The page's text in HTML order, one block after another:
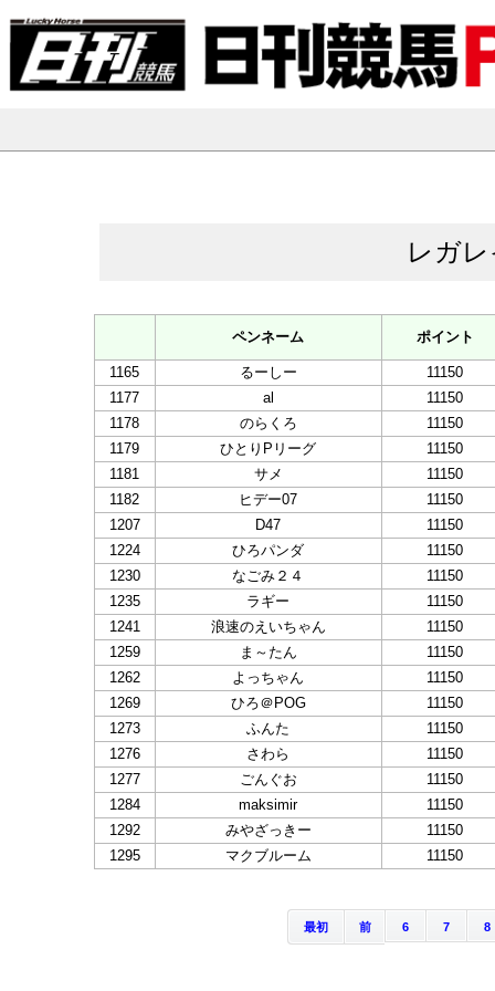
レガ
ペンネーム ポイント
1165 るーしー
11150
1177
al
11150
1178
のらくろ
11150
1179
ひとりPリーグ
11150
1181
サメ
11150
1182
ヒデー07
11150
1207
D47
11150
1224
ひろパンダ
11150
1230
なごみ２４
11150
1235
ラギー
11150
1241
浪速のえいちゃん
11150
1259
ま～たん
11150
1262
よっちゃん
11150
1269
ひろ＠POG
11150
1273
ふんた
11150
1276
さわら
11150
1277
ごんぐお
11150
1284
maksimir
11150
1292
みやざっきー
11150
1295
マクブルーム 11150
最初 前 6 7 8